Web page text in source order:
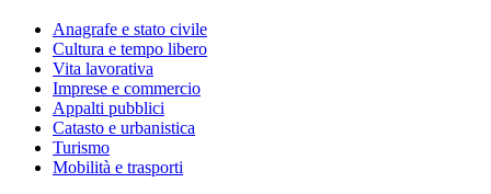
Anagrafe e stato civile
Cultura e tempo libero
Vita lavorativa
Imprese e commercio
Appalti pubblici
Catasto e urbanistica
Turismo
Mobilità e trasporti